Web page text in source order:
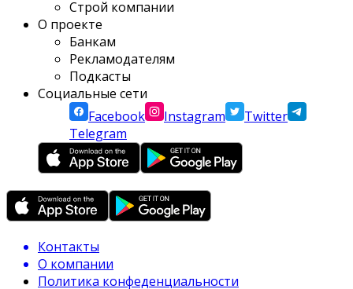
Строй компании
О проекте
Банкам
Рекламодателям
Подкасты
Социальные сети
Facebook
Instagram
Twitter
Telegram
Контакты
О компании
Политика конфеденциальности